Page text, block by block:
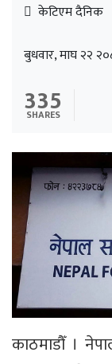
केटिएम दैनिक
बुधवार, माघ २२
335
SHARES
काठमाडौँ ।